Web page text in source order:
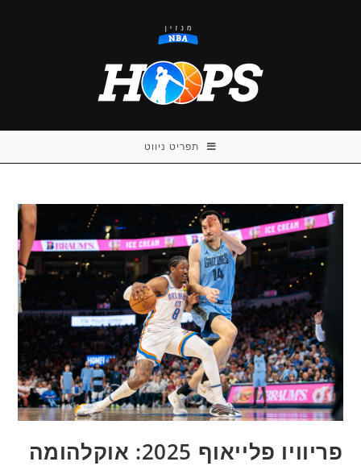
תפריט ניווט
פריוויו פלייאוף 2025: אוקלהומה